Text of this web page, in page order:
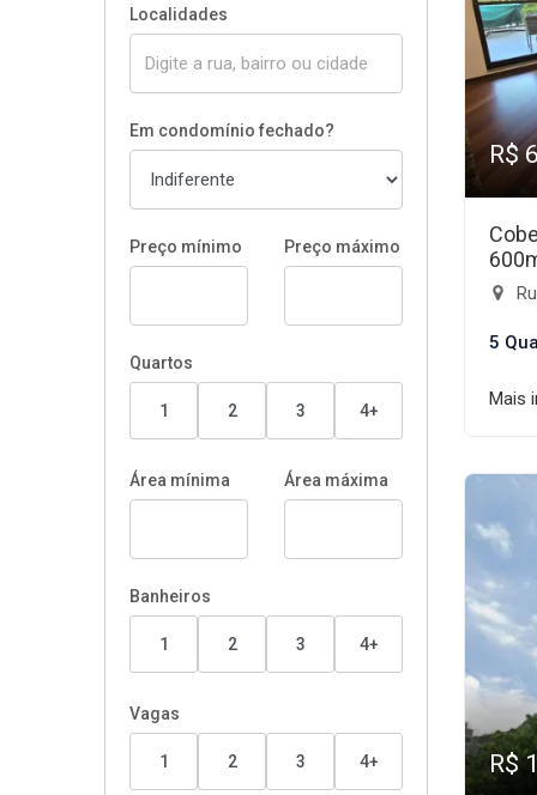
Localidades
Em condomínio fechado?
Preço mínimo Preço máximo
Quartos
1 2 3 4+
Área mínima Área máxima
Banheiros
1 2 3 4+
Vagas
1 2 3 4+
R$
5
Mais
R$